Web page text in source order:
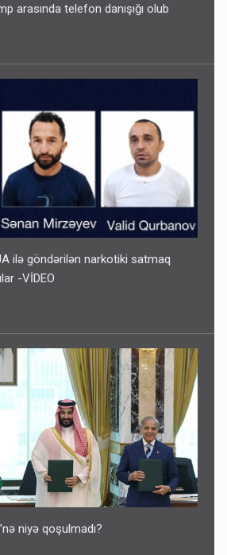
arasında telefon danışığı olub
ilə göndərilən narkotiki satmaq
-VİDEO
niyə qoşulmadı?